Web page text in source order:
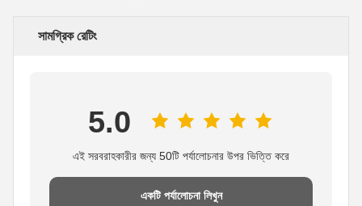
সামগ্রিক রেটিং
5.0
এই সরবরাহকারীর জন্য 50টি পর্যালোচনার উপর ভিত্তি করে
একটি পর্যালোচনা লিখুন